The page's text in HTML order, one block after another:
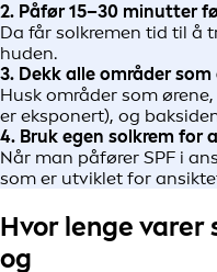
2. Påfør 15–30 minutter
Da får solkremen tid til å
huden.
3. Dekk alle områder
Husk områder som
er eksponert), og
4. Bruk egen solkrem for
Når man påfører SPF i
som er utviklet for
Hvor lenge varer
og